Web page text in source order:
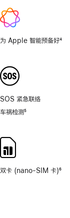
为 Apple 智能预备好4
SOS 紧急联络
车祸检测5
双卡 (nano-SIM 卡)6